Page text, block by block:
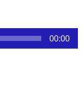
00:00